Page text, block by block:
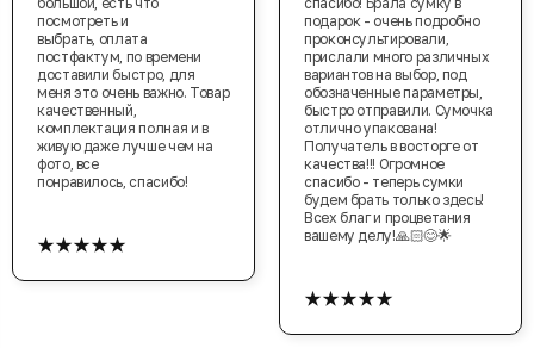
посмотреть и
выбрать, оплата
постфактум, по времени
доставили быстро, для
меня это очень важно. Товар
качественный,
комплектация полная и в
живую даже лучше чем на
фото, все
понравилось, спасибо!
★★★★★
подарок - очень подробно
проконсультировали,
прислали много различных
вариантов на выбор, под
обозначенные параметры,
быстро отправили. Сумочка
отлично упакована!
Получатель в восторге от
качества!!! Огромное
спасибо - теперь сумки
будем брать только здесь!
Всех благ и процветания
вашему делу!🙏🏻😊🌟
★★★★★